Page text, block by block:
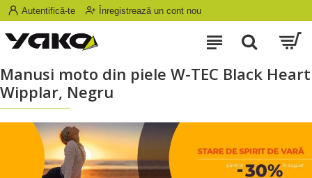
Autentifică-te Înregistrează un cont nou
Manusi moto din piele W-TEC Black Heart
Wipplar, Negru